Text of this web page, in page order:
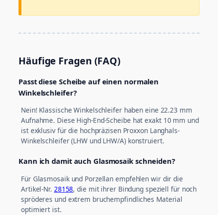
Häufige Fragen (FAQ)
Passt diese Scheibe auf einen normalen
Winkelschleifer?
Nein! Klassische Winkelschleifer haben eine 22.23 mm
Aufnahme. Diese High-End-Scheibe hat exakt 10 mm und
ist exklusiv für die hochpräzisen Proxxon Langhals-
Winkelschleifer (LHW und LHW/A) konstruiert.
Kann ich damit auch Glasmosaik schneiden?
Für Glasmosaik und Porzellan empfehlen wir dir die
Artikel-Nr. 28158, die mit ihrer Bindung speziell für noch
spröderes und extrem bruchempfindliches Material
optimiert ist.